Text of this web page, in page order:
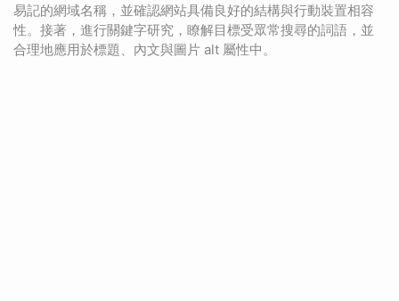
易記的網域名稱，並確認網站具備良好的結構與行動裝置相容
性。接著，進行關鍵字研究，瞭解目標受眾常搜尋的詞語，並
合理地應用於標題、內文與圖片 alt 屬性中。